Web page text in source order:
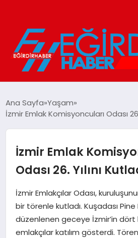
EKONOMI
GÜNDEM
MAGAZIN
SIYASET
Ana Sayfa Yaşam
İzmir Emlak Komisyoncuları Odası 26.
İzmir Emlak
Odası 26. Yılını
İzmir Emlakçılar Odası,
bir törenle kutladı. Kuşadası Pine
düzenlenen geceye İzmir’in dört
emlakçılar katılım gösterdi.